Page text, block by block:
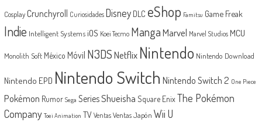
Cosplay Crunchyroll Curiosidades Disney DLC eShop Famitsu Game Freak
Indie Intelligent Systems iOS Koei Tecmo MangaMarvel Marvel Studios MCU
Monolith Soft México Móvil N3DSNetflix Nintendo Nintendo Download
Nintendo EPD Nintendo Switch Nintendo Switch 2 One Piece
Pokémon Rumor Sega SeriesShueisha Square EnixThe Pokémon
Company Toei Animation TV Ventas Ventas Japón Wii U